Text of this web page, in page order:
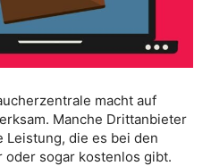
macht auf
Manche Drittanbieter
Leistung, die es bei den
sogar kostenlos gibt.